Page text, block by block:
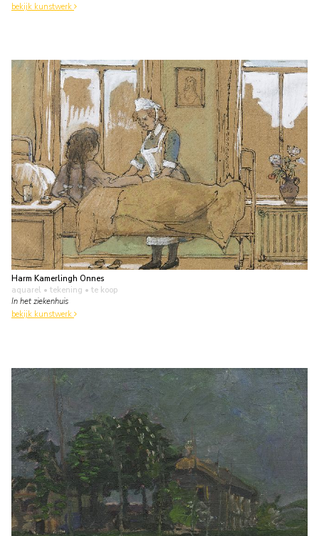
bekijk kunstwerk
Harm Kamerlingh Onnes
aquarel • tekening • te koop
In het ziekenhuis
bekijk kunstwerk